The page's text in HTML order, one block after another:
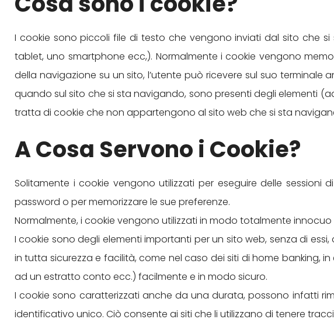
I cookie sono piccoli file di testo che vengono inviati dal sito che
tablet, uno smartphone ecc,). Normalmente i cookie vengono
della navigazione su un sito, l’utente può ricevere sul suo terminale
quando sul sito che si sta navigando, sono presenti degli elementi
tratta di cookie che non appartengono al sito web che si sta
A Cosa Servono i Cookie?
Solitamente i cookie vengono utilizzati per eseguire delle
password o per memorizzare le sue preferenze.
Normalmente, i cookie vengono utilizzati in modo totalmente
I cookie sono degli elementi importanti per un sito web, senza di
in tutta sicurezza e facilità, come nel caso dei siti di home banking,
ad un estratto conto ecc.) facilmente e in modo sicuro.
I cookie sono caratterizzati anche da una durata, possono infatti
identificativo unico. Ciò consente ai siti che li utilizzano di tenere